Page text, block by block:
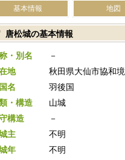
基本情報 地図
唐松城の基本情報
・別名
－
地
秋田県大仙市協和
名
羽後国
・構造
山城
構造
－
主
不明
年
不明